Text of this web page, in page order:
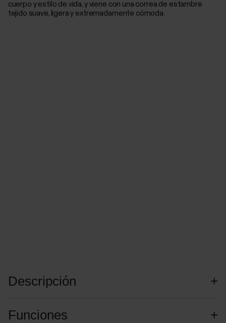
cuerpo y estilo de vida, y viene con una correa de estambre
tejido suave, ligera y extremadamente cómoda.
Descripción
Funciones